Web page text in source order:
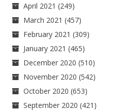
April 2021 (249)
March 2021 (457)
February 2021 (309)
January 2021 (465)
December 2020 (510)
November 2020 (542)
October 2020 (653)
September 2020 (421)